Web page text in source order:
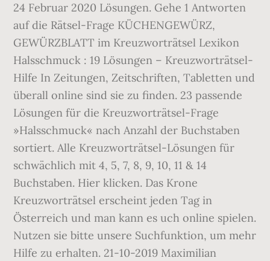
24 Februar 2020 Lösungen. Gehe 1 Antworten
auf die Rätsel-Frage KÜCHENGEWÜRZ,
GEWÜRZBLATT im Kreuzworträtsel Lexikon
Halsschmuck : 19 Lösungen – Kreuzworträtsel-
Hilfe In Zeitungen, Zeitschriften, Tabletten und
überall online sind sie zu finden. 23 passende
Lösungen für die Kreuzworträtsel-Frage
»Halsschmuck« nach Anzahl der Buchstaben
sortiert. Alle Kreuzworträtsel-Lösungen für
schwächlich mit 4, 5, 7, 8, 9, 10, 11 & 14
Buchstaben. Hier klicken. Das Krone
Kreuzworträtsel erscheint jeden Tag in
Österreich und man kann es uch online spielen.
Nutzen sie bitte unsere Suchfunktion, um mehr
Hilfe zu erhalten. 21-10-2019 Maximilian